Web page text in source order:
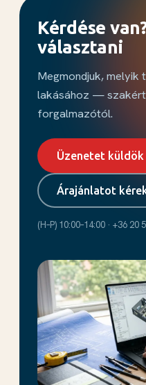
Kérdése
választani
Megmondjuk, melyik
lakásához —
forgalmazótól.
Üzenetet küldök
Árajánlatot
(H–P) 10:00–14:00 · +36 20